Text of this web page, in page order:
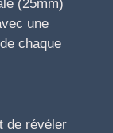
(25mm)
une
chaque
de révéler